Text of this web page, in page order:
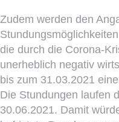
Zudem werden den
die durch die Corona-
unerheblich negativ
bis zum 31.03.2021
Die Stundungen laufen
30.06.2021. Damit